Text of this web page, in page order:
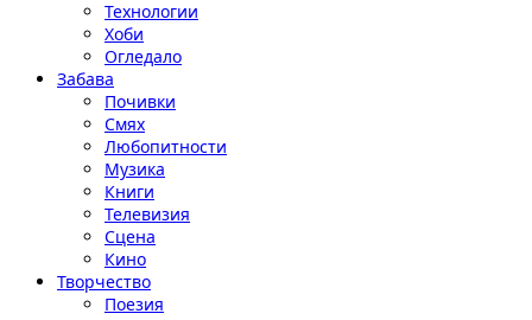
Технологии
Хоби
Огледало
Забава
Почивки
Смях
Любопитности
Музика
Книги
Телевизия
Сцена
Кино
Творчество
Поезия